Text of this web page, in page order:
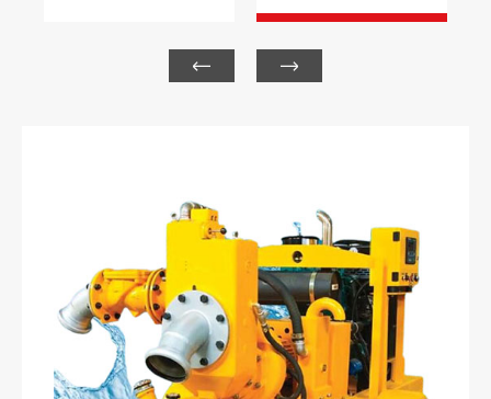
 